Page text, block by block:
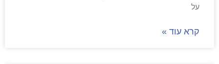
על
קרא עוד »